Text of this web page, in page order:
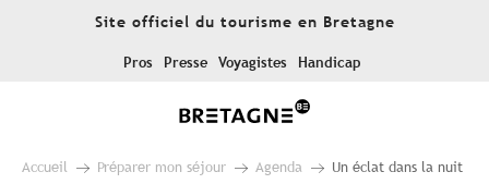
Site officiel du tourisme en Bretagne
Pros Presse Voyagistes Handicap
Accueil Préparer mon séjour Agenda Un éclat dans la nuit